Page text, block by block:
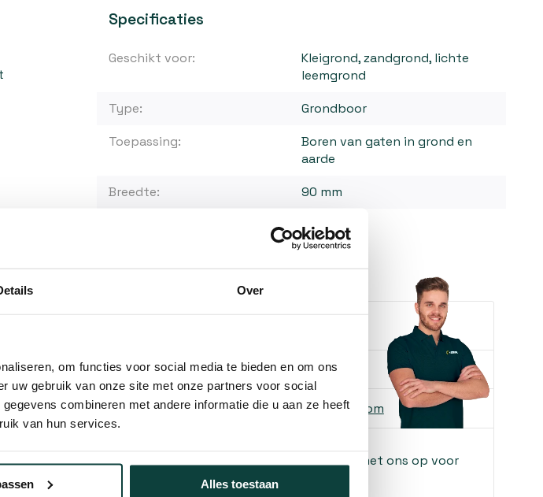
Over
om functies voor social media te bieden en om ons
uw gebruik van onze site met onze partners voor social
combineren met andere informatie die u aan ze heeft
van hun services.
Alles toestaan
Specificaties
Geschikt voor:
Kleigrond, zandgrond, lichte
leemgrond
Type:
Grondboor
Toepassing:
Boren van gaten in grond en
aarde
Breedte:
90 mm
90 mm
Bel ons 085-2121757
Mail ons info@heebra.com
Hovenier of klusbedrijf? Neem contact met ons op voor